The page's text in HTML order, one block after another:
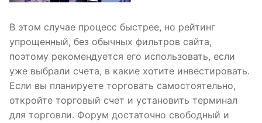
В этом случае процесс быстрее, но рейтинг
упрощенный, без обычных фильтров сайта,
поэтому рекомендуется его использовать, если
уже выбрали счета, в какие хотите инвестировать.
Если вы планируете торговать самостоятельно,
откройте торговый счет и установить терминал
для торговли. Форум достаточно свободный и